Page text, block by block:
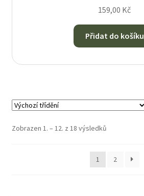
159,00 Kč
Přidat do košíku
Zobrazen 1. – 12. z 18 výsledků
1 2